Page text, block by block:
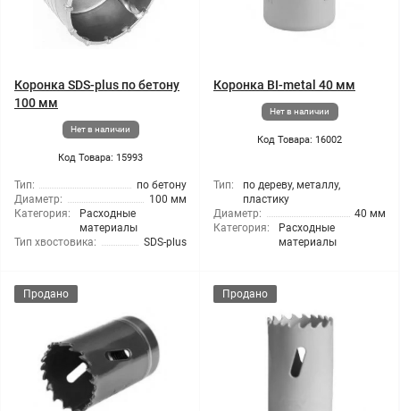
Коронка SDS-plus по бетону
100 мм
Нет в наличии
Код Товара: 15993
Тип:
по бетону
Диаметр:
100 мм
Категория:
Расходные
материалы
Тип хвостовика:
SDS-plus
Коронка BI-metal 40 мм
Нет в наличии
Код Товара: 16002
Тип:
по дереву, металлу,
пластику
Диаметр:
40 мм
Категория:
Расходные
материалы
Продано Продано